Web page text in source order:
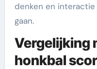
denken en
gaan.
Vergelijking
honkbal